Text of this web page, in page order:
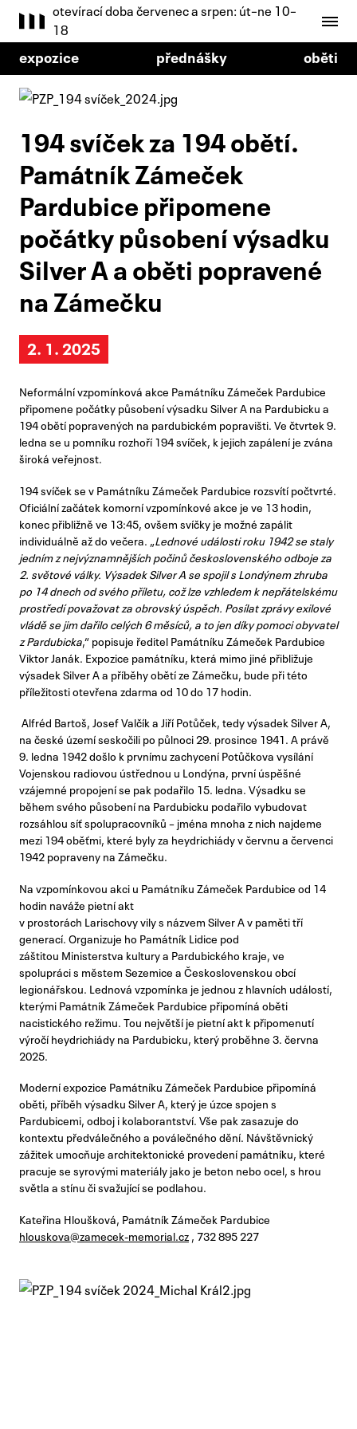
otevírací doba červenec a srpen: út–ne 10–
18
expozice přednášky oběti
194 svíček za 194 obětí.
Památník Zámeček
Pardubice připomene
počátky působení výsadku
Silver A a oběti popravené
na Zámečku
2. 1. 2025
Neformální vzpomínková akce Památníku Zámeček Pardubice
připomene počátky působení výsadku Silver A na Pardubicku a
194 obětí popravených na pardubickém popravišti. Ve čtvrtek 9.
ledna se u pomníku rozhoří 194 svíček, k jejich zapálení je zvána
široká veřejnost.
194 svíček se v Památníku Zámeček Pardubice rozsvítí počtvrté.
Oficiální začátek komorní vzpomínkové akce je ve 13 hodin,
konec přibližně ve 13:45, ovšem svíčky je možné zapálit
individuálně až do večera. „ Lednové události roku 1942 se staly
jedním z nejvýznamnějších počinů československého odboje za
2. světové války. Výsadek Silver A se spojil s Londýnem zhruba
po 14 dnech od svého příletu, což lze vzhledem k nepřátelskému
prostředí považovat za obrovský úspěch. Posílat zprávy exilové
vládě se jim dařilo celých 6 měsíců, a to jen díky pomoci obyvatel
z Pardubicka,“ popisuje ředitel Památníku Zámeček Pardubice
Viktor Janák. Expozice památníku, která mimo jiné přibližuje
výsadek Silver A a příběhy obětí ze Zámečku, bude při této
příležitosti otevřena zdarma od 10 do 17 hodin.
Alfréd Bartoš, Josef Valčík a Jiří Potůček, tedy výsadek Silver A,
na české území seskočili po půlnoci 29. prosince 1941. A právě
9. ledna 1942 došlo k prvnímu zachycení Potůčkova vysílání
Vojenskou radiovou ústřednou u Londýna, první úspěšné
vzájemné propojení se pak podařilo 15. ledna. Výsadku se
během svého působení na Pardubicku podařilo vybudovat
rozsáhlou síť spolupracovníků – jména mnoha z nich najdeme
mezi 194 oběťmi, které byly za heydrichiády v červnu a červenci
1942 popraveny na Zámečku.
Na vzpomínkovou akci u Památníku Zámeček Pardubice od 14
hodin naváže pietní akt
v prostorách Larischovy vily s názvem Silver A v paměti tří
generací. Organizuje ho Památník Lidice pod
záštitou Ministerstva kultury a Pardubického kraje, ve
spolupráci s městem Sezemice a Československou obcí
legionářskou. Lednová vzpomínka je jednou z hlavních událostí,
kterými Památník Zámeček Pardubice připomíná oběti
nacistického režimu. Tou největší je pietní akt k připomenutí
výročí heydrichiády na Pardubicku, který proběhne 3. června
2025.
Moderní expozice Památníku Zámeček Pardubice připomíná
oběti, příběh výsadku Silver A, který je úzce spojen s
Pardubicemi, odboj i kolaborantství. Vše pak zasazuje do
kontextu předválečného a poválečného dění. Návštěvnický
zážitek umocňuje architektonické provedení památníku, které
pracuje se syrovými materiály jako je beton nebo ocel, s hrou
světla a stínu či svažující se podlahou.
Kateřina Hloušková, Památník Zámeček Pardubice
hlouskova@zamecek-memorial.cz , 732 895 227